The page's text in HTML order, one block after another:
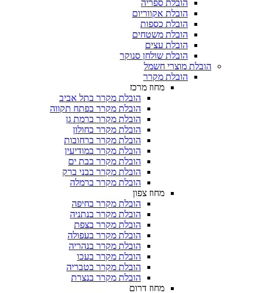
הובלת שולחן סנוקר​
מוצרי חשמל
הובלת מקרר בתל אביב
הובלת מקרר בפתח תקווה
הובלת מקרר ברמת גן
הובלת מקרר בחולון
הובלת מקרר ברחובות
הובלת מקרר במודיעין
הובלת מקרר בבת ים
הובלת מקרר בבני ברק
הובלת מקרר ברמלה
הובלת מקרר בחיפה
הובלת מקרר בנתניה
הובלת מקרר בצפת
הובלת מקרר בעפולה
הובלת מקרר בנהריה
הובלת מקרר בעכו
הובלת מקרר בטבריה
הובלת מקרר בנצרת